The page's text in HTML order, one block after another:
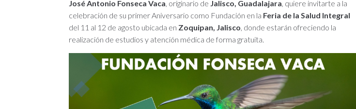
José Antonio Fonseca Vaca, originario de Jalisco, Guadalajara, quiere invitarte a la
celebración de su primer Aniversario como Fundación en la Feria de la Salud Integral
del 11 al 12 de agosto ubicada en Zoquipan, Jalisco, donde estarán ofreciendo la
realización de estudios y atención médica de forma gratuita.